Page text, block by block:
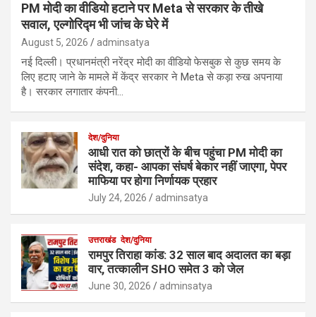
PM मोदी का वीडियो हटाने पर Meta से सरकार के तीखे
सवाल, एल्गोरिद्म भी जांच के घेरे में
August 5, 2026 adminsatya
नई दिल्ली। प्रधानमंत्री नरेंद्र मोदी का वीडियो फेसबुक से कुछ समय के
लिए हटाए जाने के मामले में केंद्र सरकार ने Meta से कड़ा रुख अपनाया
है। सरकार लगातार कंपनी…
देश/दुनिया
आधी रात को छात्रों के बीच पहुंचा PM मोदी का
संदेश, कहा- आपका संघर्ष बेकार नहीं जाएगा, पेपर
माफिया पर होगा निर्णायक प्रहार
July 24, 2026 adminsatya
उत्तराखंड देश/दुनिया
रामपुर तिराहा कांड: 32 साल बाद अदालत का बड़ा
वार, तत्कालीन SHO समेत 3 को जेल
June 30, 2026 adminsatya